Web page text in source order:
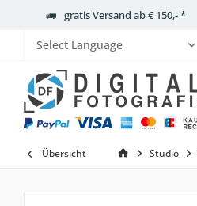
gratis Versand ab € 150,- *
Powered by
Übersicht Studio